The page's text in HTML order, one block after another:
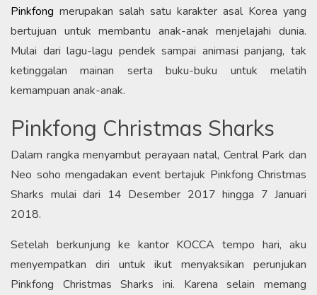
Pinkfong merupakan salah satu karakter asal Korea yang
bertujuan untuk membantu anak-anak menjelajahi dunia.
Mulai dari lagu-lagu pendek sampai animasi panjang, tak
ketinggalan mainan serta buku-buku untuk melatih
kemampuan anak-anak.
Pinkfong Christmas Sharks
Dalam rangka menyambut perayaan natal, Central Park dan
Neo soho mengadakan event bertajuk Pinkfong Christmas
Sharks mulai dari 14 Desember 2017 hingga 7 Januari
2018.
Setelah berkunjung ke kantor KOCCA tempo hari, aku
menyempatkan diri untuk ikut menyaksikan perunjukan
Pinkfong Christmas Sharks ini. Karena selain memang